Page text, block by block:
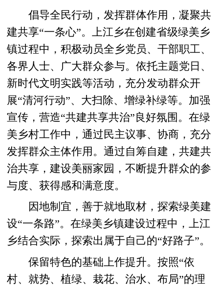
倡导全民行动，发挥群体作用，凝聚共
建共享“一条心”。上江乡在创建省级绿美乡
镇过程中，积极动员全乡党员、干部职工、
各界人士、广大群众参与。依托主题党日、
新时代文明实践等活动，充分发动群众开
展“清河行动”、大扫除、增绿补绿等。加强
宣传，营造“共建共享共治”良好氛围。在绿
美乡村工作中，通过民主议事、协商，充分
发挥群众主体作用。通过自筹自建，共建共
治共享，建设美丽家园，不断提升群众的参
与度、获得感和满意度。
因地制宜，善于就地取材，探索绿美建
设“一条路”。在绿美乡镇建设过程中，上江
乡结合实际，探索出属于自己的“好路子”。
保留特色的基础上作提升。按照“依
村、就势、植绿、栽花、治水、布局”的理